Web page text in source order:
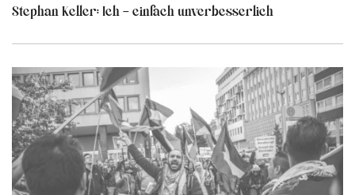
Stephan Keller: Ich – einfach unverbesserlich